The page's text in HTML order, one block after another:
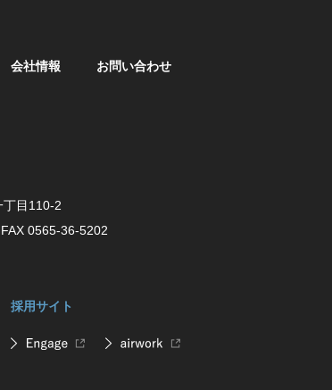
会社情報 お問い合わせ
丁⽬110-2
FAX 0565-36-5202
採用サイト